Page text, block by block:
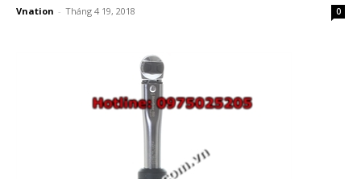
Vnation - Tháng 4 19, 2018 0